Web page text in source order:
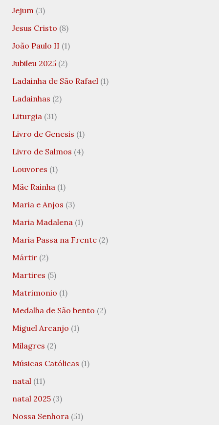
Jejum (3)
Jesus Cristo (8)
João Paulo II (1)
Jubileu 2025(2)
Ladainha de São Rafael (1)
Ladainhas (2)
Liturgia (31)
Livro de Genesis (1)
Livro de Salmos (4)
Louvores (1)
Mãe Rainha (1)
Maria e Anjos (3)
Maria Madalena (1)
Maria Passa na Frente(2)
Mártir(2)
Martires (5)
Matrimonio (1)
Medalha de São bento (2)
Miguel Arcanjo (1)
Milagres (2)
Músicas Católicas (1)
natal (11)
natal 2025(3)
Nossa Senhora (51)